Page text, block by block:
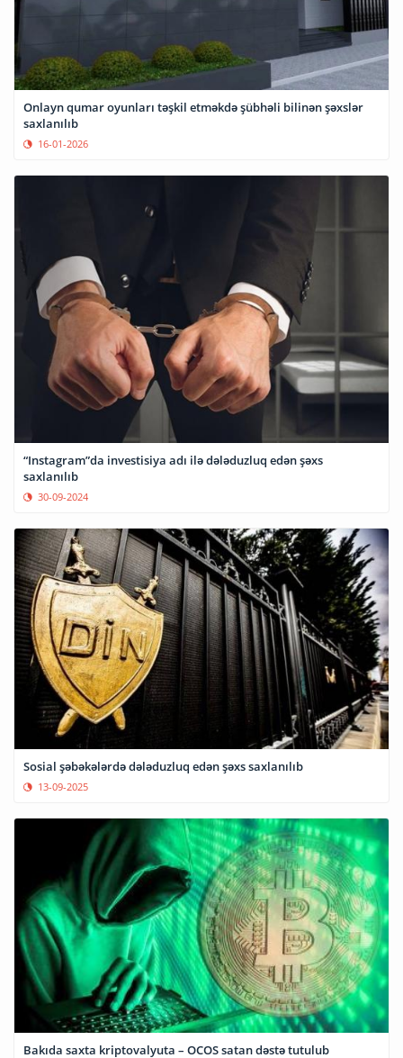
Onlayn qumar oyunları təşkil etməkdə şübhəli bilinən şəxslər
saxlanılıb
16-01-2026
“Instagram”da investisiya adı ilə dələduzluq edən şəxs
saxlanılıb
30-09-2024
Sosial şəbəkələrdə dələduzluq edən şəxs saxlanılıb
13-09-2025
Bakıda saxta kriptovalyuta – OCOS satan dəstə tutulub